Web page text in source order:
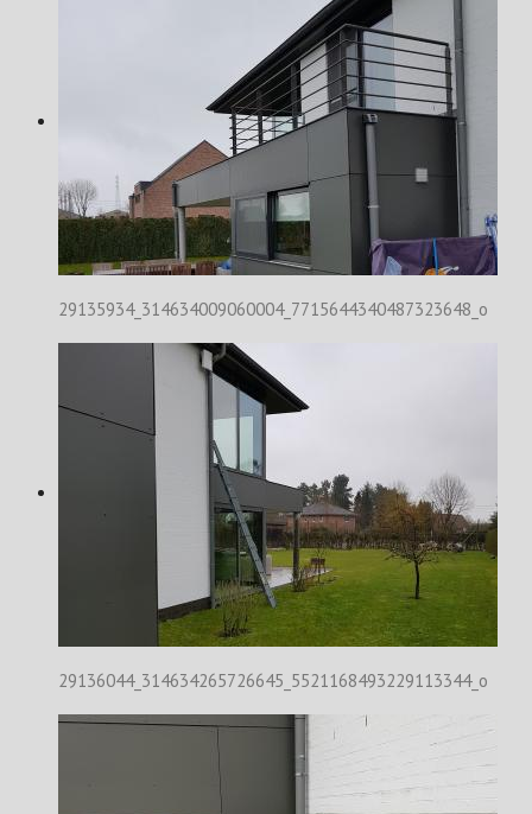
29135934_314634009060004_7715644340487323648_o
29136044_314634265726645_5521168493229113344_o